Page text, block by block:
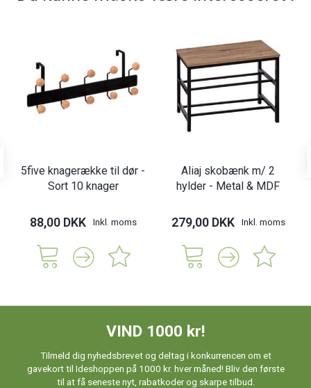
5five knagerække til dør -
Sort 10 knager
88,00 DKK Inkl. moms
Aliaj skobænk m/ 2
hylder - Metal & MDF
279,00 DKK Inkl. moms
VIND 1000 kr!
Tilmeld dig nyhedsbrevet og deltag i konkurrencen om et
gavekort til Ideshoppen på 1000 kr. hver måned! Bliv den første
til at få seneste nyt, rabatkoder og skarpe tilbud.